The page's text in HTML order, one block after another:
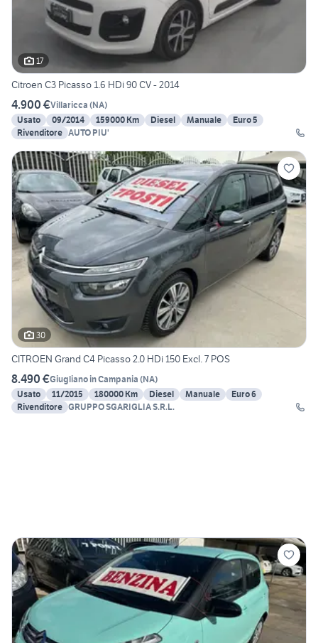
17
Citroen C3 Picasso 1.6 HDi 90 CV - 2014
4.900 €Villaricca (NA)
Usato
09/2014 159000 Km Diesel Manuale
Euro 5
Rivenditore AUTO PIU'
30
CITROEN Grand C4 Picasso 2.0 HDi 150 Excl. 7 POS
8.490 €Giugliano in Campania (NA)
Usato
11/2015 180000 Km Diesel Manuale
Euro 6
Rivenditore GRUPPO SGARIGLIA S.R.L.